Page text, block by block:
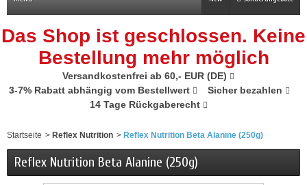
Das Shop ist geschlossen. Keine
Bestellung mehr möglich
Versandkostenfrei ab 60,- EUR (DE)
3-7% Rabatt abhängig vom Bestellwert
Sicher bezahlen
14 Tage Rückgaberecht
Startseite > Reflex Nutrition > Reflex Nutrition Beta Alanine (250g)
Reflex Nutrition Beta Alanine (250g)